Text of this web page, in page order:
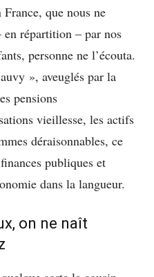
que nous ne
en répartition – par nos
personne ne l’écouta.
», aveuglés par la
pensions
vieillesse, les actifs
déraisonnables, ce
publiques et
dans la langueur.
on ne naît